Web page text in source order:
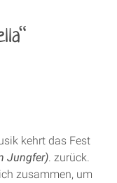
kehrt das Fest
Jungfer) . zurück.
zusammen, um